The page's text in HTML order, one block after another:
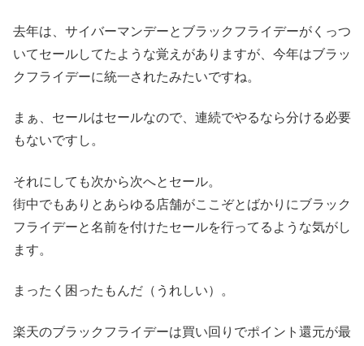
去年は、サイバーマンデーとブラックフライデーがくっつ
いてセールしてたような覚えがありますが、今年はブラッ
クフライデーに統一されたみたいですね。
まぁ、セールはセールなので、連続でやるなら分ける必要
もないですし。
それにしても次から次へとセール。
街中でもありとあらゆる店舗がここぞとばかりにブラック
フライデーと名前を付けたセールを行ってるような気がし
ます。
まったく困ったもんだ（うれしい）。
楽天のブラックフライデーは買い回りでポイント還元が最